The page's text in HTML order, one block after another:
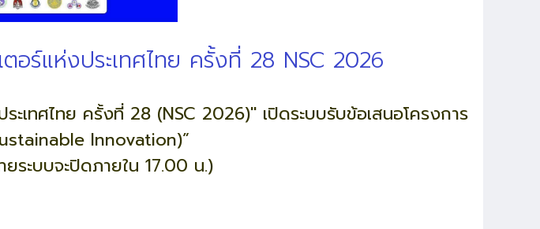
ร์แห่งประเทศไทย ครั้งที่ 28 NSC 2026
เทศไทย ครั้งที่ 28 (NSC 2026)" เปิดระบบรับข้อเสนอโครงการ
Innovation)”
ระบบจะปิดภายใน 17.00 น.)